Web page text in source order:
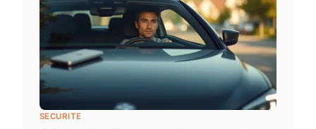
SECURITE